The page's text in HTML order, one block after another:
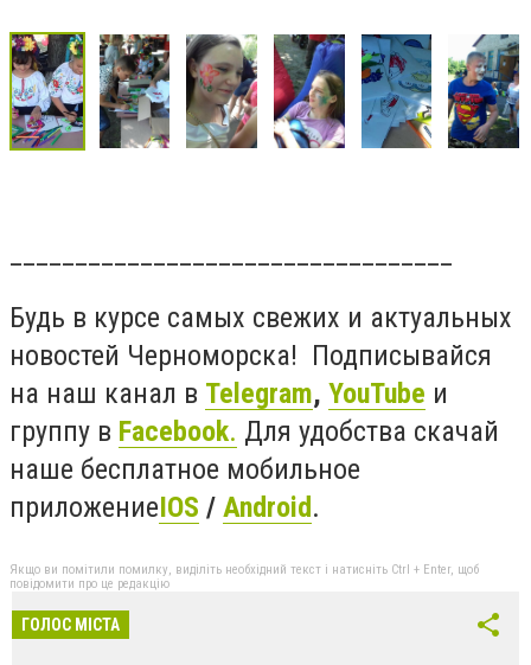
Будь в курсе самых свежих и актуальных
новостей Черноморска! Подписывайся
на наш канал в Telegram, YouTube и
группу в Facebook. Для удобства скачай
наше бесплатное мобильное
приложениеIOS / Android.
Якщо ви помітили помилку, виділіть необхідний текст і натисніть Ctrl + Enter, щоб
повідомити про це редакцію
ГОЛОС МІСТА